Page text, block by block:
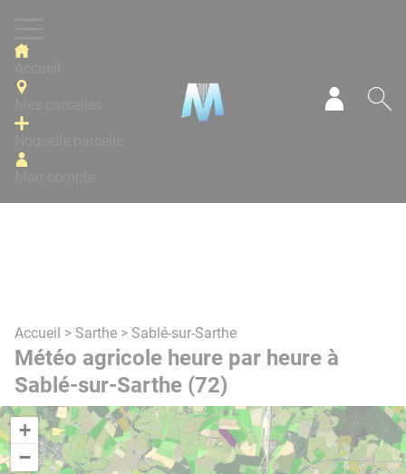
Accueil > Sarthe > Sablé-sur-Sarthe
Météo agricole heure par heure à
Sablé-sur-Sarthe (72)
+
−